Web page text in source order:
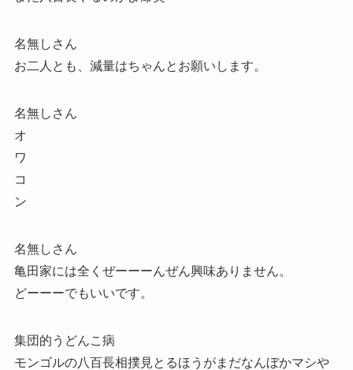
名無しさん
お二人とも、減量はちゃんとお願いします。
名無しさん
オ
ワ
コ
ン
名無しさん
亀田家には全くぜーーーんぜん興味ありません。
どーーーでもいいです。
集団的うどんこ病
モンゴルの八百長相撲見とるほうがまだなんぼかマシや